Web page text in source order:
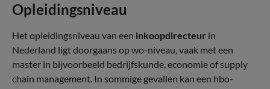
Opleidingsniveau
Het opleidingsniveau van een inkoopdirecteur in
Nederland ligt doorgaans op wo-niveau, vaak met een
master in bijvoorbeeld bedrijfskunde, economie of supply
chain management. In sommige gevallen kan een hbo-